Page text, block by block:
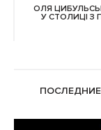
ОЛЯ
У СТОЛИЦІ З
ПОСЛЕДНИЕ